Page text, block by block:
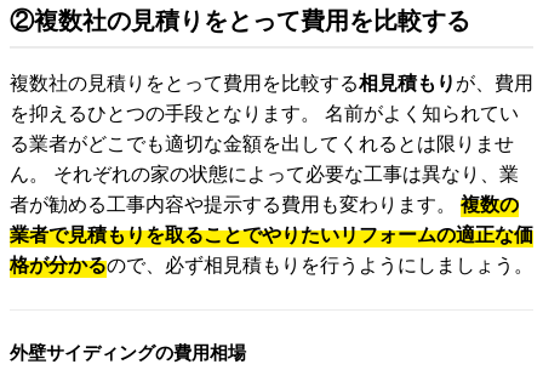
②複数社の見積りをとって費用を比較する
複数社の見積りをとって費用を比較する相見積もりが、費用
を抑えるひとつの手段となります。 名前がよく知られてい
る業者がどこでも適切な金額を出してくれるとは限りませ
ん。 それぞれの家の状態によって必要な工事は異なり、業
者が勧める工事内容や提示する費用も変わります。 複数の
業者で見積もりを取ることでやりたいリフォームの適正な価
格が分かるので、必ず相見積もりを行うようにしましょう。
外壁サイディングの費用相場